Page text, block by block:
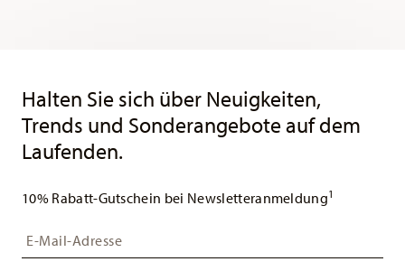
Halten Sie sich über Neuigkeiten,
Trends und Sonderangebote auf dem
Laufenden.
10% Rabatt-Gutschein bei Newsletteranmeldung1